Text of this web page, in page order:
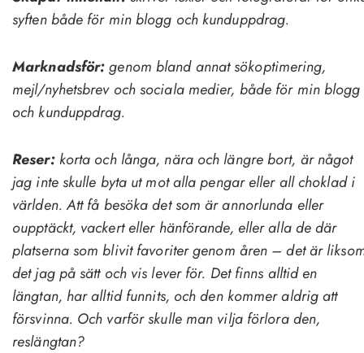
syften både för min blogg och kunduppdrag.
Marknadsför:genom bland annat sökoptimering,
mejl/nyhetsbrev och sociala medier, både för min blogg
och kunduppdrag.
Reser:korta och långa, nära och längre bort, är något
jag inte skulle byta ut mot alla pengar eller all choklad i
världen. Att få besöka det som är annorlunda eller
oupptäckt, vackert eller hänförande, eller alla de där
platserna som blivit favoriter genom åren – det är
det jag på sätt och vis lever för. Det finns alltid en
längtan, har alltid funnits, och den kommer aldrig att
försvinna. Och varför skulle man vilja förlora den,
reslängtan?